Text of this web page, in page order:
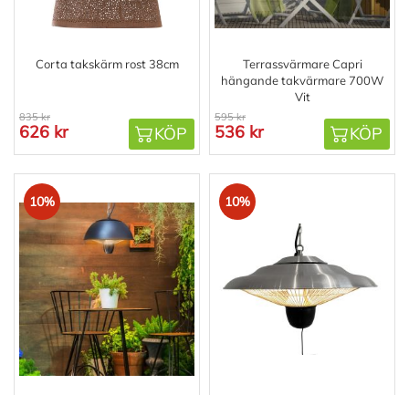
Corta takskärm rost 38cm
835 kr
626 kr KÖP
Terrassvärmare Capri
hängande takvärmare 700W
Vit
595 kr
536 kr KÖP
10% 10%